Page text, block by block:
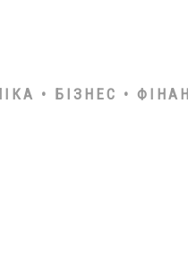
• БІЗНЕС •